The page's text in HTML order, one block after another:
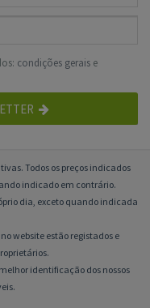
condições gerais e
Todos os preços indicados
indicado em contrário.
dia, exceto quando indicada
website estão registados e
identificação dos nossos